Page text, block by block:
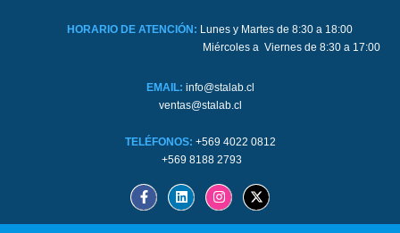
HORARIO DE ATENCIÓN: Lunes y Martes de 8:30 a 18:00
Miércoles a Viernes de 8:30 a 17:00
EMAIL: info@stalab.cl
ventas@stalab.cl
TELÉFONOS:+569 4022 0812
+569 8188 2793